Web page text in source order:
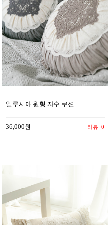
일루시아 원형 자수 쿠션
36,000원 리뷰 0